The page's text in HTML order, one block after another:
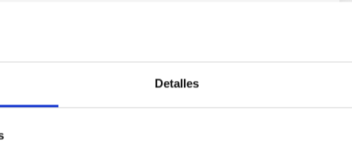
Detalles
tiene una amplia experiencia en el diseño y
electrónicos en general y especialmente para
dispositivos astronómicos.